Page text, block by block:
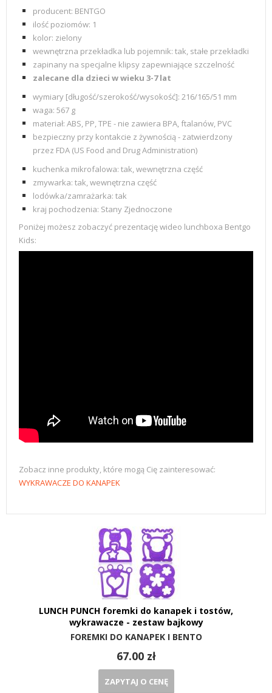
producent: BENTGO
ilość poziomów: 1
kolor: zielony
wewnętrzna przekładka lub pojemnik: tak, stałe przekładki
zapinany na specjalne klipsy zapewniające szczelność
zalecane dla dzieci w wieku 3-7 lat
wymiary [długość/szerokość/wysokość]: 216/165/51 mm
waga: 567 g
materiał: ABS, PP, TPE - nie zawiera BPA, ftalanów, PVC
bezpieczny przy kontakcie z żywnością - zatwierdzony
przez FDA (US Food and Drug Administration)
kuchenka mikrofalowa: tak, wewnętrzna część
zmywarka: tak, wewnętrzna część
lodówka/zamrażarka: tak
kraj pochodzenia: Stany Zjednoczone
Poniżej możesz zobaczyć prezentację wideo lunchboxa Bentgo
Kids:
Zobacz inne produkty, które mogą Cię zainteresować:
WYKRAWACZE DO KANAPEK
LUNCH PUNCH foremki do kanapek i tostów,
wykrawacze - zestaw bajkowy
FOREMKI DO KANAPEK I BENTO
67.00 zł
ZAPYTAJ O CENĘ